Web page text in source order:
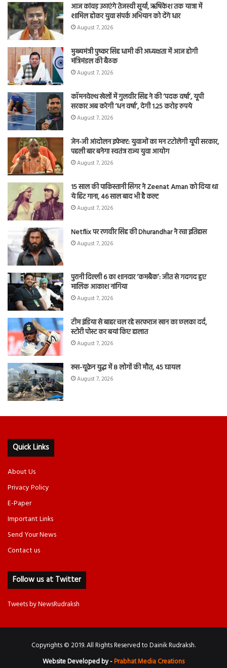
आज कांवड़ उठाएंगे तेजस्वी सूर्या, ऋषिकेश तक यात्रा में
शामिल होकर युवा संपर्क अभियान को देंगे धार
August 7, 2026
मुख्यमंत्री पुष्कर सिंह धामी की अध्यक्षता में आज होगी
मंत्रिमंडल की बैठक
August 7, 2026
कॉमनवेल्थ खेलों में गुलवीर सिंह ने की ‘पदक वर्षा’, यूपी
सरकार अब करेगी ‘धन वर्षा’, देगी 1.25 करोड़ रुपये
August 7, 2026
जेन-जी आंदोलन इफेक्ट: युवाओं का मन टटोलेगी यूपी सरकार,
पहली बार बनेगा स्वतंत्र राज्य युवा आयोग
August 7, 2026
15 साल की पाकिस्तानी सिंगर ने Zeenat Aman को दिया था
ये हिट गाना, 46 साल बाद भी है कल्ट
August 7, 2026
Netflix पर रणवीर सिंह की Dhurandhar ने रचा इतिहास
August 7, 2026
पुरानी दिल्ली 6 का शानदार ‘कमबैक’: जीत से गदगद हुए
मालिक आकाश नांगिया
August 7, 2026
टीम इंडिया से बाहर चल रहे सरफराज खान का छलका दर्द,
स्टोरी पोस्ट कर बयां किए हालात
August 7, 2026
रूस-यूक्रेन युद्ध में 8 लोगों की मौत, 45 घायल
August 7, 2026
Quick Links
About Us
Privacy Policy
E-Paper
Important Links
Send Your News
Contact us
Follow us at Twitter
Tweets by NewsRudraksh
Copyrights © 2019. All Rights Reserved to Dainik Rudraksh.
Website Developed by -Prabhat Media Creations